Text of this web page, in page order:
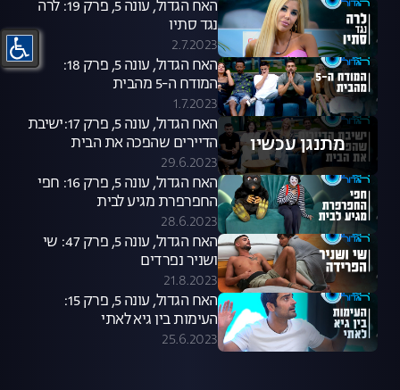
האח הגדול, עונה 5, פרק 19: לרה
נגד סתיו
2.7.2023
האח הגדול, עונה 5, פרק 18:
המודח ה-5 מהבית
1.7.2023
מתנגן עכשיו
האח הגדול, עונה 5, פרק 17:ישיבת
הדיירים שהפכה את הבית
29.6.2023
האח הגדול, עונה 5, פרק 16: חפי
החפרפרת מגיע לבית
28.6.2023
האח הגדול, עונה 5, פרק 47: שי
ושניר נפרדים
21.8.2023
האח הגדול, עונה 5, פרק 15:
העימות בין גיא לאתי
25.6.2023